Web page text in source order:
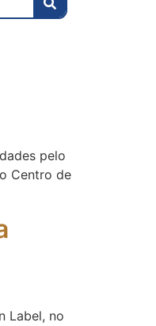
pelo
Centro de
Label, no